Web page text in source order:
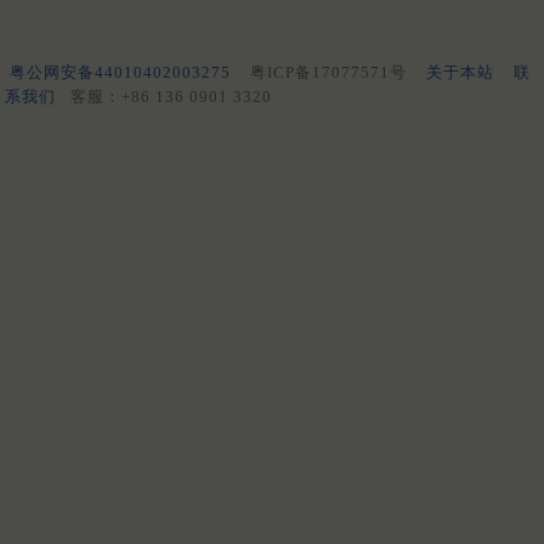
粤公网安备44010402003275 粤ICP备17077571号 关于本站
联
系我们
客服：+86 136 0901 3320